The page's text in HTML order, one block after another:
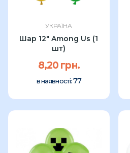
УКРАЇНА
Шар 12" Among Us (1
шт)
8,20 грн.
в наявності: 77